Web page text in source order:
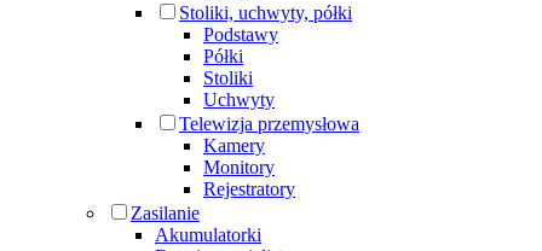
Stoliki, uchwyty, półki
Podstawy
Półki
Stoliki
Uchwyty
Telewizja przemysłowa
Kamery
Monitory
Rejestratory
Zasilanie
Akumulatorki